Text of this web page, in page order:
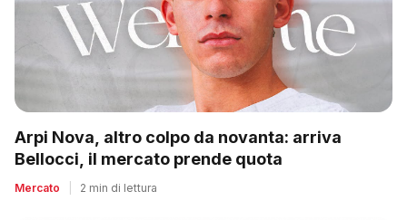
Arpi Nova, altro colpo da novanta: arriva
Bellocci, il mercato prende quota
Mercato 2 min di lettura